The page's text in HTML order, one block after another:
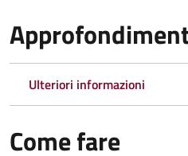
Ulteriori informazioni
Come fare